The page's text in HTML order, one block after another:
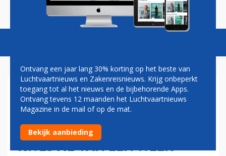
Magazine Podcasts Vacatures
EU OPENT GRENZEN VOOR
ALLE GEVACCINEERDEN
WERELDWIJD, WELLICHT
KWESTIE VAN EEN WEEK
Ontvang een jaar lang 30% korting op het beste van
Luchtvaartnieuws en Zakenreisnieuws. Krijg onbeperkt
toegang tot al het nieuws en de bijbehorende Apps.
Ontvang tevens 12 maanden het Luchtvaartnieuws
Magazine in de mail of op de mat.
Bekijk aanbieding